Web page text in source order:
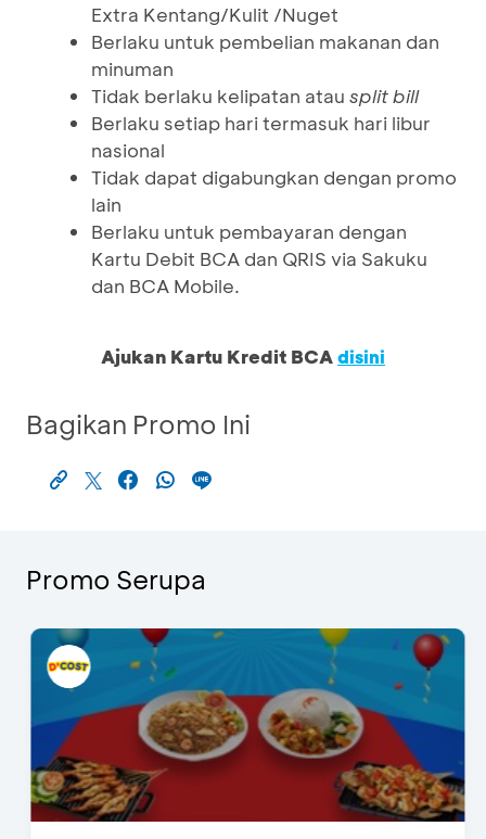
Extra Kentang/Kulit /Nuget
Berlaku untuk pembelian makanan dan
minuman
Tidak berlaku kelipatan atau split bill
Berlaku setiap hari termasuk hari libur
nasional
Tidak dapat digabungkan dengan promo
lain
Berlaku untuk pembayaran dengan
Kartu Debit BCA dan QRIS via Sakuku
dan BCA Mobile.
Ajukan Kartu Kredit BCAdisini
Bagikan Promo Ini
Promo Serupa